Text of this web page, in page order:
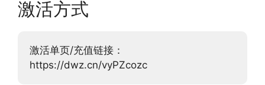
激活方式
激活单页/充值链接：
https://dwz.cn/vyPZcozc